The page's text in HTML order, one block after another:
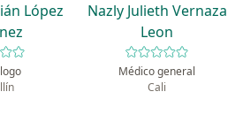
López
Nazly Julieth Vernaza
Leon
Médico general
Cali